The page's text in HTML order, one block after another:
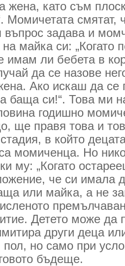
жена, като съм
Момичетата смятат,
задава и
майка си: „Когато
имам ли бебета в
да се назове
Ако искаш да се
баща си!“. Това ми
годишно
ще правя това и
в който
момиченца. Но
му: „Когато
че си имала
или майка, а не
Детето може да
други деца
но само при
бъдеще.